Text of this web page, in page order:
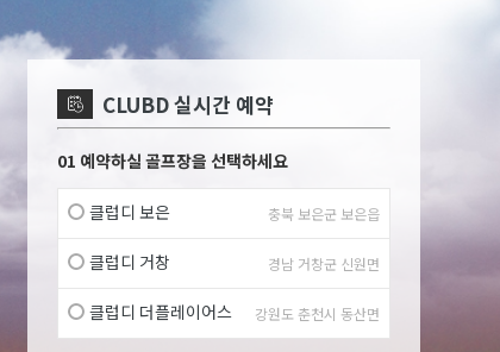
CLUBD 실시간 예약
01 예약하실 골프장을 선택하세요
클럽디 보은 충북 보은군 보은읍
클럽디 거창 경남 거창군 신원면
클럽디 더플레이어스 강원도 춘천시 동산면